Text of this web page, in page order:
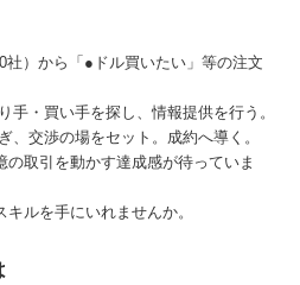
社）から「●ドル買いたい」等の注文
手・買い手を探し、情報提供を行う。
、交渉の場をセット。成約へ導く。
取引を動かす達成感が待っていま
ルを手にいれませんか。